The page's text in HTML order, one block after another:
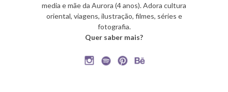
media e mãe da Aurora (4 anos). Adora cultura
oriental, viagens, ilustração, filmes, séries e
fotografia.
Quer saber mais?